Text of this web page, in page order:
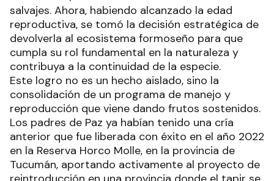
salvajes. Ahora, habiendo alcanzado la edad
reproductiva, se tomó la decisión estratégica de
devolverla al ecosistema formoseño para que
cumpla su rol fundamental en la naturaleza y
contribuya a la continuidad de la especie.
Este logro no es un hecho aislado, sino la
consolidación de un programa de manejo y
reproducción que viene dando frutos sostenidos.
Los padres de Paz ya habían tenido una cría
anterior que fue liberada con éxito en el año 2022
en la Reserva Horco Molle, en la provincia de
Tucumán, aportando activamente al proyecto de